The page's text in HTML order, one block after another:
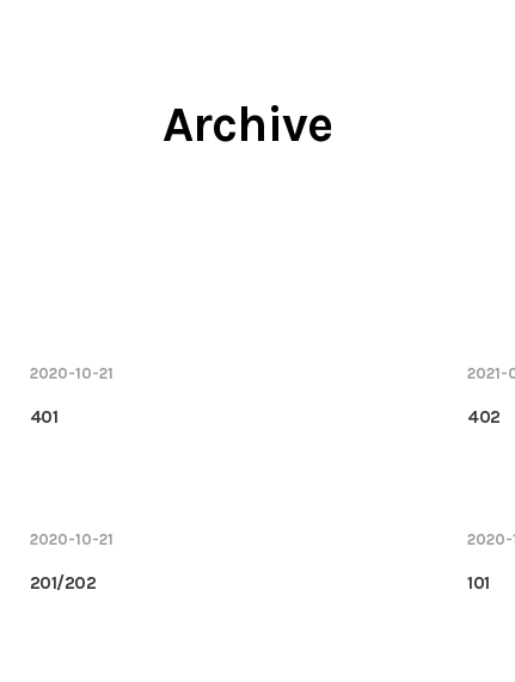
Archive
2020-10-21
401
2021-
402
2020-10-21
201/202
2020-
101